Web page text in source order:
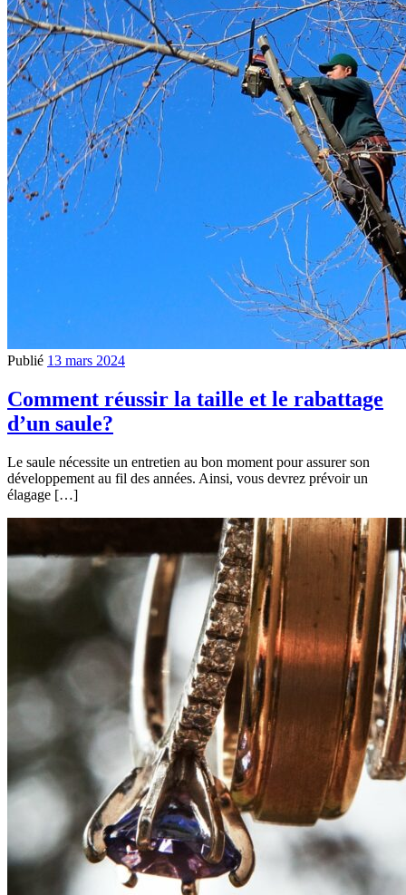
Publié 13 mars 2024
Comment réussir la taille et le rabattage
d’un saule?
Le saule nécessite un entretien au bon moment pour assurer son
développement au fil des années. Ainsi, vous devrez prévoir un
élagage […]